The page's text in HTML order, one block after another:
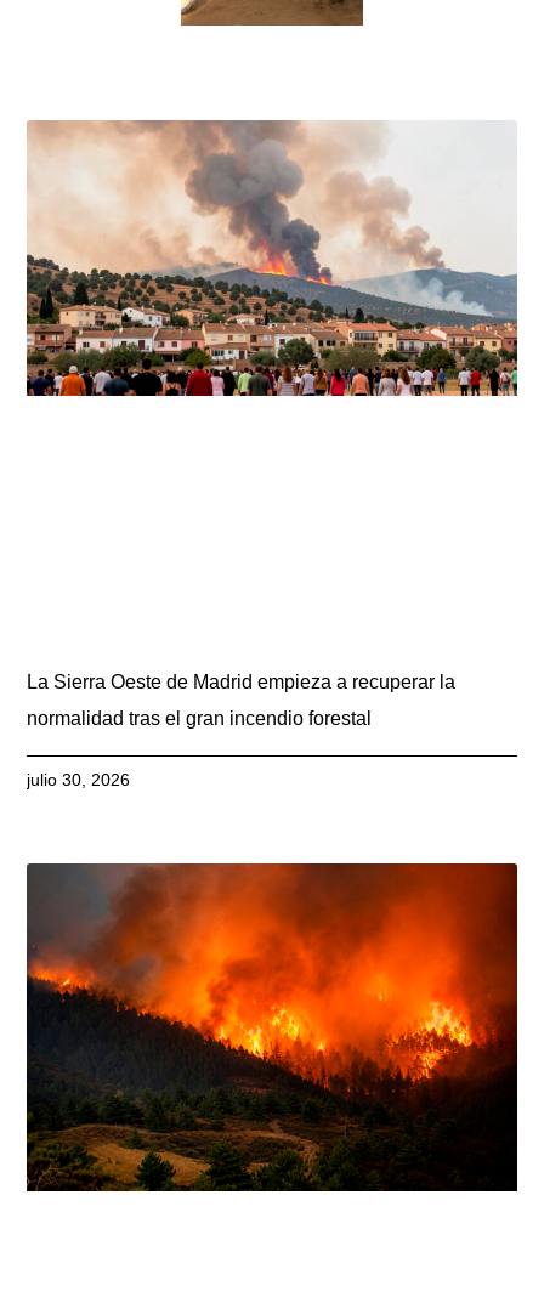
La Sierra Oeste de Madrid empieza a recuperar la
normalidad tras el gran incendio forestal
julio 30, 2026